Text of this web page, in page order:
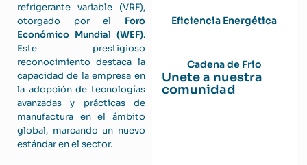
refrigerante variable (VRF),
otorgado por el Foro
Económico Mundial (WEF).
Este prestigioso
reconocimiento destaca la
capacidad de la empresa en
la adopción de tecnologías
avanzadas y prácticas de
manufactura en el ámbito
global, marcando un nuevo
estándar en el sector.
Eficiencia Energética
Cadena de Frio
Unete a nuestra
comunidad